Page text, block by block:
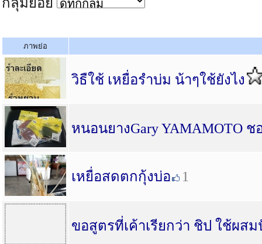
ภาพย่อ
วิธืใช้ เหยื่อรำบ่ม น้าๆใช้ยังไง
หนอนยางGary YAMAMOTO
เหยื่อสดตกกุ้งบ่อ 1
ขอสูตรที่เค้าเรียกว่า ชิป ใช้ผส